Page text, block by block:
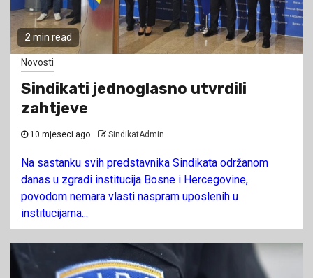
2 min read
Novosti
Sindikati jednoglasno utvrdili
zahtjeve
10 mjeseci ago SindikatAdmin
Na sastanku svih predstavnika Sindikata održanom
danas u zgradi institucija Bosne i Hercegovine,
povodom nemara vlasti naspram uposlenih u
institucijama...